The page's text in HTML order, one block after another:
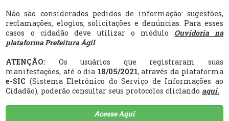
Não são considerados pedidos de informação: sugestões,
reclamações, elogios, solicitações e denúncias. Para esses
casos o cidadão deve utilizar o módulo Ouvidoria na
plataforma Prefeitura Ágil
ATENÇÃO: Os usuários que registraram suas
manifestações, até o dia 18/05/2021, através da plataforma
e-SIC (Sistema Eletrônico do Serviço de Informações ao
Cidadão), poderão consultar seus protocolos cliclando aqui.
Acesse Aqui